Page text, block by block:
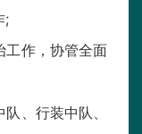
;
工作，协管全面
、行装中队、